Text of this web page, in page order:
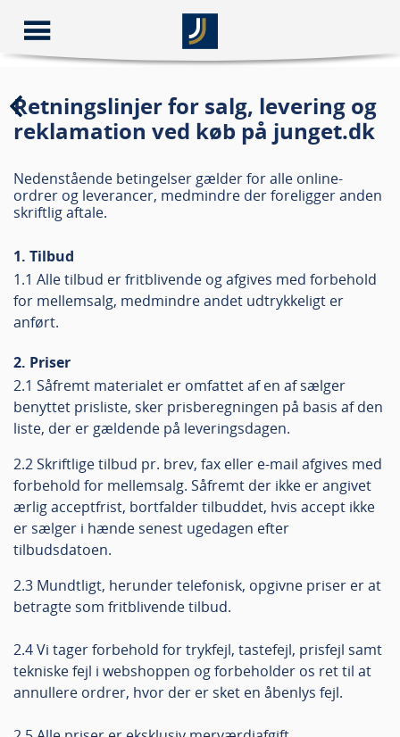
Retningslinjer for salg, levering og
reklamation ved køb på junget.dk
Nedenstående betingelser gælder for alle online-
ordrer og leverancer, medmindre der foreligger anden
skriftlig aftale.
1. Tilbud
1.1 Alle tilbud er fritblivende og afgives med forbehold
for mellemsalg, medmindre andet udtrykkeligt er
anført.
2. Priser
2.1 Såfremt materialet er omfattet af en af sælger
benyttet prisliste, sker prisberegningen på basis af den
liste, der er gældende på leveringsdagen.
2.2 Skriftlige tilbud pr. brev, fax eller e-mail afgives med
forbehold for mellemsalg. Såfremt der ikke er angivet
ærlig acceptfrist, bortfalder tilbuddet, hvis accept ikke
er sælger i hænde senest ugedagen efter
tilbudsdatoen.
2.3 Mundtligt, herunder telefonisk, opgivne priser er at
betragte som fritblivende tilbud.
2.4 Vi tager forbehold for trykfejl, tastefejl, prisfejl samt
tekniske fejl i webshoppen og forbeholder os ret til at
annullere ordrer, hvor der er sket en åbenlys fejl.